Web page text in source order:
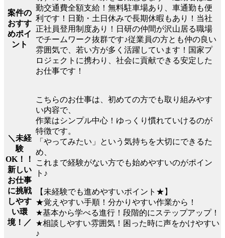
案件の
おすす
めポイ
ント
勤交通費全額支給！無料駐車場あり、車通勤も便
利です！日勤・土日休みで長期休暇もあり！当社
正社員登用制度あり！日研の仲間が沢山居る職場
でチームワーク抜群です♪従業員の方とも仲の良い
雰囲気で、若い方が多く活躍しています！国家プ
ロジェクトに携わり、社会に貢献できる安定した
お仕事です！
＼未経
験
OK！！
新しい
お仕事
に挑戦
しやす
い環
境！／
こちらのお仕事は、初めての方でも取り組みやす
い内容で、
作業はシンプル中心！ゆっくり慣れていけるのが
特徴です。
「やってみたい」という気持ちを大切にできるた
め、
これまで経験がない方でも始めやすいのがポイン
ト♪
【未経験でも進めやすいポイント★】
★覚えやすい手順！分かりやすい作業から！
★基本から学べる進行！段階的にステップアップ！
★相談しやすい雰囲気！困った時に声をかけやすい
♪